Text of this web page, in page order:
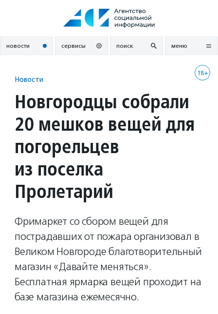
новости сервисы поиск меню
18+
Новости
Новгородцы собрали
20 мешков вещей для
погорельцев
из поселка
Пролетарий
Фримаркет со сбором вещей для
пострадавших от пожара организовал в
Великом Новгороде благотворительный
магазин «Давайте меняться».
Бесплатная ярмарка вещей проходит на
базе магазина ежемесячно.